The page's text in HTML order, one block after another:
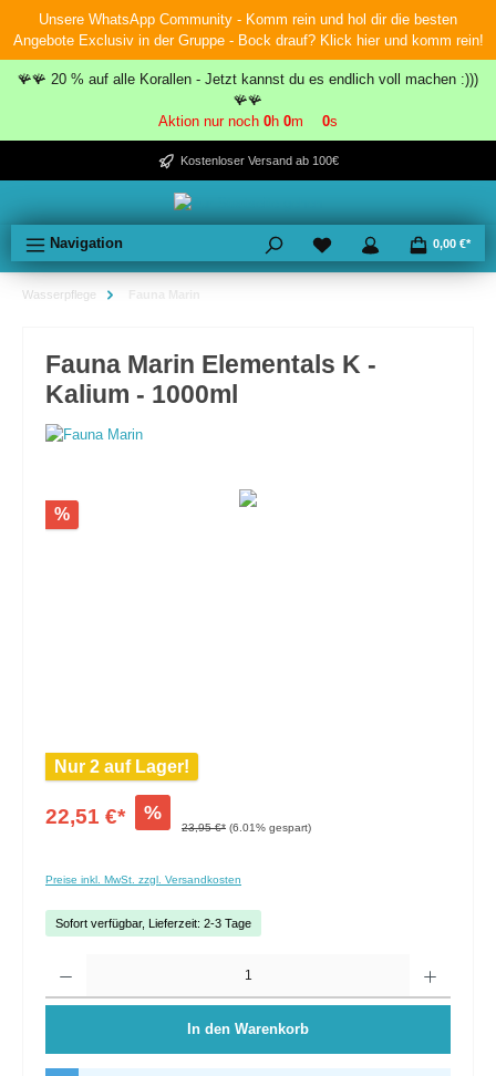
springen
Unsere WhatsApp Community - Komm rein und hol dir die besten
Angebote Exclusiv in der Gruppe - Bock drauf? Klick hier und komm rein!
🪸🪸 20 % auf alle Korallen - Jetzt kannst du es endlich voll machen :)))
🪸🪸
Aktion nur noch 0h 0m 0s
Kostenloser Versand ab 100€
Navigation 0,00 €*
Wasserpflege Fauna Marin
Fauna Marin Elementals K -
Kalium - 1000ml
%
Nur 2 auf Lager!
22,51 €* %
23,95 €* (6.01% gespart)
Preise inkl. MwSt. zzgl. Versandkosten
Sofort verfügbar, Lieferzeit: 2-3 Tage
In den Warenkorb